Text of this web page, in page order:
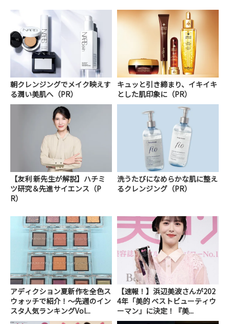
朝クレンジングでメイク映えす
る潤い美肌へ（PR）
キュッと引き締まり、イキイキ
とした肌印象に（PR）
【友利 新先生が解説】ハチミ
ツ研究＆先進サイエンス（P
R）
洗うたびになめらかな肌に整え
るクレンジング（PR）
アディクション夏新作を全色ス
ウォッチで紹介！～先週のイン
スタ人気ランキングVol...
【速報！】浜辺美波さんが202
4年「美的 ベストビューティウ
ーマン」に決定！『美...